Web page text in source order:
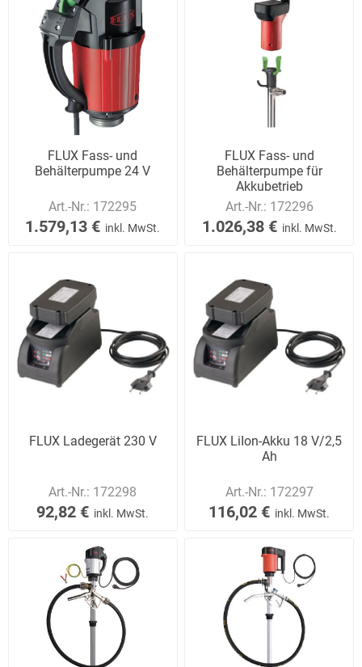
FLUX Fass- und
Behälterpumpe 24 V
Art.-Nr.: 172295
1.579,13 € inkl. MwSt.
FLUX Fass- und
Behälterpumpe für
Akkubetrieb
Art.-Nr.: 172296
1.026,38 € inkl. MwSt.
FLUX Ladegerät 230 V
Art.-Nr.: 172298
92,82 € inkl. MwSt.
FLUX LiIon-Akku 18 V/2,5
Ah
Art.-Nr.: 172297
116,02 € inkl. MwSt.